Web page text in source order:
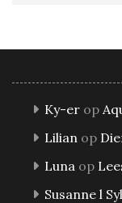
Ky-er op
Lilian op
Luna op
Susanne l